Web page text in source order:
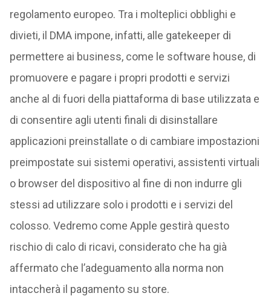
regolamento europeo. Tra i molteplici obblighi e
divieti, il DMA impone, infatti, alle gatekeeper di
permettere ai business, come le software house, di
promuovere e pagare i propri prodotti e servizi
anche al di fuori della piattaforma di base utilizzata e
di consentire agli utenti finali di disinstallare
applicazioni preinstallate o di cambiare impostazioni
preimpostate sui sistemi operativi, assistenti virtuali
o browser del dispositivo al fine di non indurre gli
stessi ad utilizzare solo i prodotti e i servizi del
colosso. Vedremo come Apple gestirà questo
rischio di calo di ricavi, considerato che ha già
affermato che l’adeguamento alla norma non
intaccherà il pagamento su store.